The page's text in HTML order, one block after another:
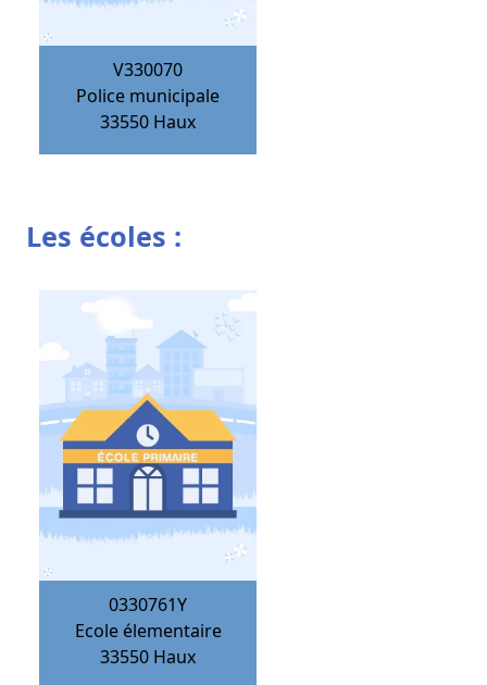
V330070
Police municipale
33550 Haux
Les écoles :
0330761Y
Ecole élementaire
33550 Haux